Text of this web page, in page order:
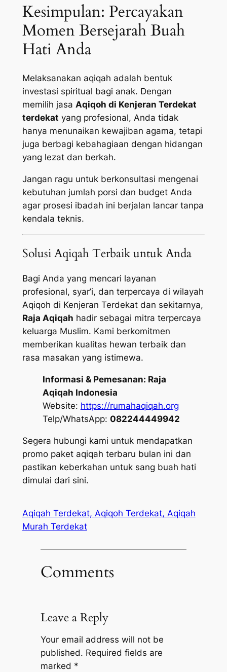
Kesimpulan: Percayakan
Momen Bersejarah Buah
Hati Anda
Melaksanakan aqiqah adalah bentuk
investasi spiritual bagi anak. Dengan
memilih jasa Aqiqoh di Kenjeran Terdekat
terdekat yang profesional, Anda tidak
hanya menunaikan kewajiban agama, tetapi
juga berbagi kebahagiaan dengan hidangan
yang lezat dan berkah.
Jangan ragu untuk berkonsultasi mengenai
kebutuhan jumlah porsi dan budget Anda
agar prosesi ibadah ini berjalan lancar tanpa
kendala teknis.
Solusi Aqiqah Terbaik untuk Anda
Bagi Anda yang mencari layanan
profesional, syar’i, dan terpercaya di wilayah
Aqiqoh di Kenjeran Terdekat dan sekitarnya,
Raja Aqiqah hadir sebagai mitra terpercaya
keluarga Muslim. Kami berkomitmen
memberikan kualitas hewan terbaik dan
rasa masakan yang istimewa.
Informasi & Pemesanan: Raja
Aqiqah Indonesia
Website: https://rumahaqiqah.org
Telp/WhatsApp: 082244449942
Segera hubungi kami untuk mendapatkan
promo paket aqiqah terbaru bulan ini dan
pastikan keberkahan untuk sang buah hati
dimulai dari sini.
Aqiqah Terdekat, Aqiqoh Terdekat, Aqiqah
Murah Terdekat
Comments
Leave a Reply
Your email address will not be
published. Required fields are
marked *